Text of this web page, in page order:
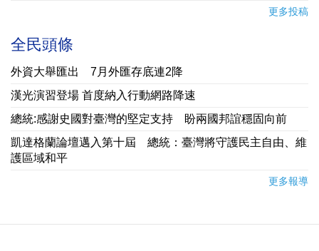
更多投稿
全民頭條
外資大舉匯出 7月外匯存底連2降
漢光演習登場 首度納入行動網路降速
總統:感謝史國對臺灣的堅定支持 盼兩國邦誼穩固向前
凱達格蘭論壇邁入第十屆 總統：臺灣將守護民主自由、維
護區域和平
更多報導